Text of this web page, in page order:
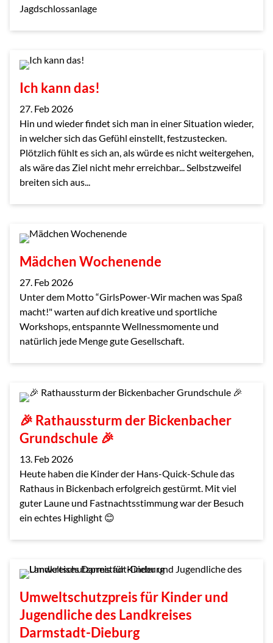
Jagdschlossanlage
Ich kann das!
27. Feb 2026
Hin und wieder findet sich man in einer Situation wieder,
in welcher sich das Gefühl einstellt, festzustecken.
Plötzlich fühlt es sich an, als würde es nicht weitergehen,
als wäre das Ziel nicht mehr erreichbar... Selbstzweifel
breiten sich aus...
Mädchen Wochenende
27. Feb 2026
Unter dem Motto “GirlsPower-Wir machen was Spaß
macht!" warten auf dich kreative und sportliche
Workshops, entspannte Wellnessmomente und
natürlich jede Menge gute Gesellschaft.
🎉 Rathaussturm der Bickenbacher
Grundschule 🎉
13. Feb 2026
Heute haben die Kinder der Hans-Quick-Schule das
Rathaus in Bickenbach erfolgreich gestürmt. Mit viel
guter Laune und Fastnachtsstimmung war der Besuch
ein echtes Highlight 😊
Umweltschutzpreis für Kinder und
Jugendliche des Landkreises
Darmstadt-Dieburg